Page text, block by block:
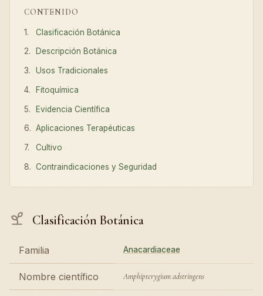
CONTENIDO
Clasificación Botánica
Descripción Botánica
Usos Tradicionales
Fitoquímica
Evidencia Científica
Aplicaciones Terapéuticas
Cultivo
Contraindicaciones y Seguridad
Clasificación Botánica
Familia Anacardiaceae
Nombre científico Amphipterygium adstringens